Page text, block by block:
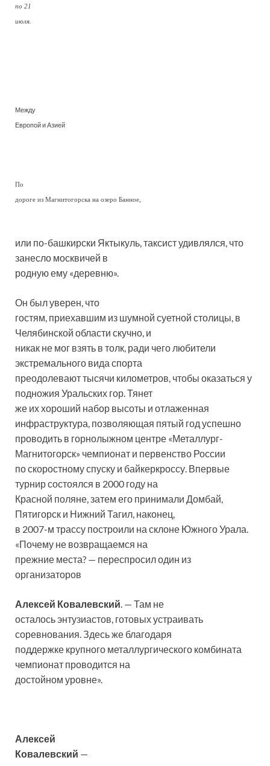
по 21
июля.
Между
Европой и Азией
По
дороге из Магнитогорска на озеро Банное,
или по-башкирски Яктыкуль, таксист удивлялся, что
занесло москвичей в
родную ему «деревню».
Он был уверен, что
гостям, приехавшим из шумной суетной столицы, в
Челябинской области скучно, и
никак не мог взять в толк, ради чего любители
экстремального вида спорта
преодолевают тысячи километров, чтобы оказаться у
подножия Уральских гор. Тянет
же их хороший набор высоты и отлаженная
инфраструктура, позволяющая пятый год успешно
проводить в горнолыжном центре «Металлург-
Магнитогорск» чемпионат и первенство России
по скоростному спуску и байкеркроссу. Впервые
турнир состоялся в 2000 году на
Красной поляне, затем его принимали Домбай,
Пятигорск и Нижний Тагил, наконец,
в 2007-м трассу построили на склоне Южного Урала.
«Почему не возвращаемся на
прежние места? — переспросил один из
организаторов
Алексей Ковалевский . — Там не
осталось энтузиастов, готовых устраивать
соревнования. Здесь же благодаря
поддержке крупного металлургического комбината
чемпионат проводится на
достойном уровне».
Алексей
Ковалевский —